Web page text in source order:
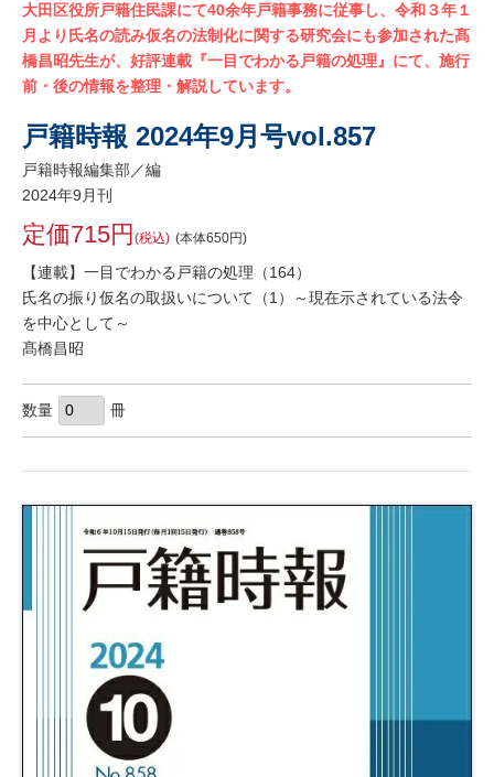
大田区役所戸籍住民課にて40余年戸籍事務に従事し、令和３年１
月より氏名の読み仮名の法制化に関する研究会にも参加された髙
橋昌昭先生が、好評連載『一目でわかる戸籍の処理』にて、施行
前・後の情報を整理・解説しています。
戸籍時報 2024年9月号vol.857
戸籍時報編集部／編
2024年9月刊
定価715円 (税込) (本体650円)
【連載】一目でわかる戸籍の処理（164）
氏名の振り仮名の取扱いについて（1）～現在示されている法令
を中心として～
髙橋昌昭
数量 冊